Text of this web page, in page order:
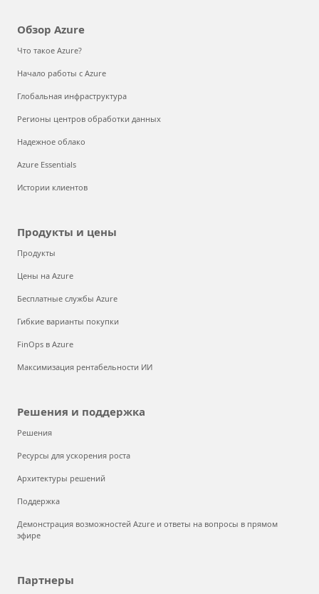
Обзор Azure
Что такое Azure?
Начало работы с Azure
Глобальная инфраструктура
Регионы центров обработки данных
Надежное облако
Azure Essentials
Истории клиентов
Продукты и цены
Продукты
Цены на Azure
Бесплатные службы Azure
Гибкие варианты покупки
FinOps в Azure
Максимизация рентабельности ИИ
Решения и поддержка
Решения
Ресурсы для ускорения роста
Архитектуры решений
Поддержка
Демонстрация возможностей Azure и ответы на вопросы в прямом
эфире
Партнеры